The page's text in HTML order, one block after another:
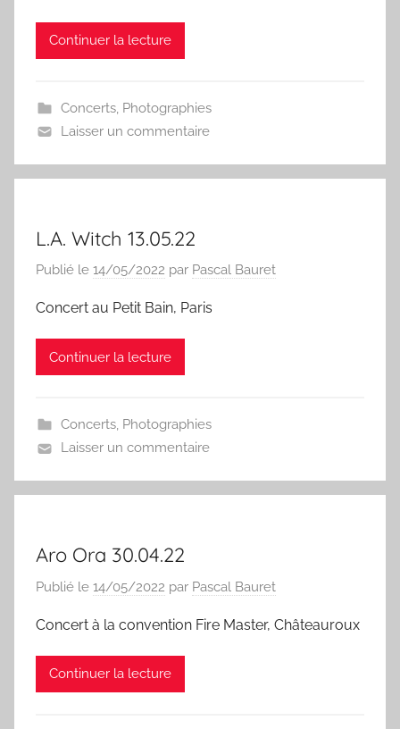
Continuer la lecture
Concerts, Photographies
Laisser un commentaire
L.A. Witch 13.05.22
Publié le 14/05/2022 par Pascal Bauret
Concert au Petit Bain, Paris
Continuer la lecture
Concerts, Photographies
Laisser un commentaire
Aro Ora 30.04.22
Publié le 14/05/2022 par Pascal Bauret
Concert à la convention Fire Master, Châteauroux
Continuer la lecture